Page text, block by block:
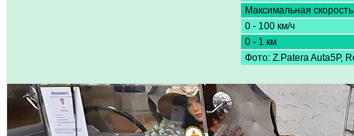
Максимальная скорость
0 - 100 км/ч
0 - 1 км
Фото: Z.Patera Auta5P,